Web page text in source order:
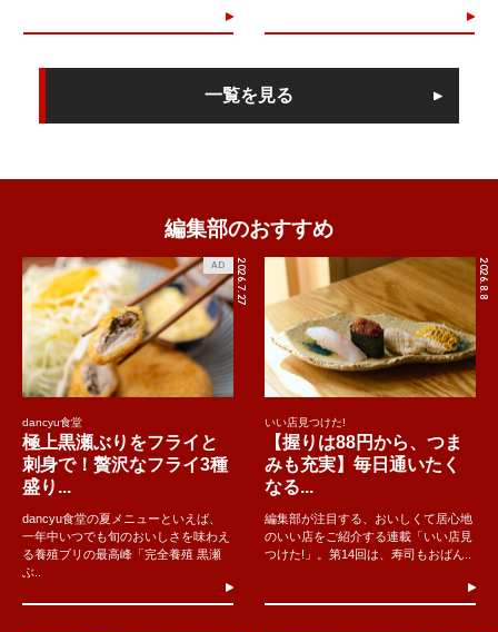
一覧を見る
編集部のおすすめ
2026.7.27
AD
dancyu食堂
極上黒瀬ぶりをフライと
刺身で！贅沢なフライ3種
盛り...
dancyu食堂の夏メニューといえば、
一年中いつでも旬のおいしさを味わえ
る養殖ブリの最高峰「完全養殖 黒瀬
ぶ..
2026.8.8
いい店見つけた!
【握りは88円から、つま
みも充実】毎日通いたく
なる...
編集部が注目する、おいしくて居心地
のいい店をご紹介する連載「いい店見
つけた!」。第14回は、寿司もおばん..